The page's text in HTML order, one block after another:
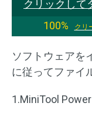
クリックして
100%
クリ
ソフトウェアを
に従ってファイ
1.MiniTool